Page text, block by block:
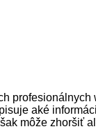
aké
môže zhoršiť